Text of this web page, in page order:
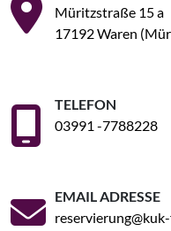
Müritzstraße 15 a
17192 Waren
TELEFON
03991 -7788228
EMAIL ADRESSE